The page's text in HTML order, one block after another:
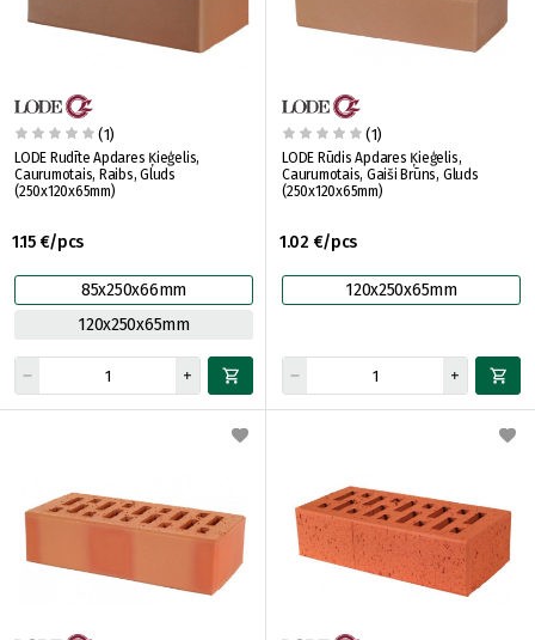
(1)
LODE Rudīte Apdares Ķieģelis,
Caurumotais, Raibs, Gluds
(250x120x65mm)
1.15 €/pcs
85x250x66mm
120x250x65mm
(1)
LODE Rūdis Apdares Ķieģelis,
Caurumotais, Gaiši Brūns, Gluds
(250x120x65mm)
1.02 €/pcs
120x250x65mm